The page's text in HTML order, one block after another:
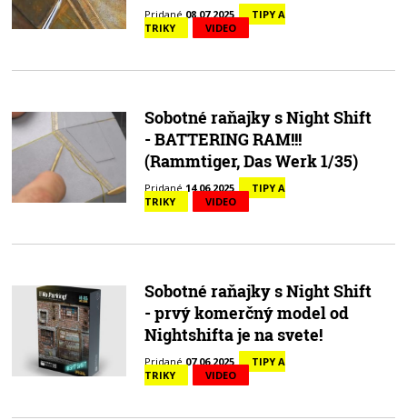
Pridané08.07.2025
TIPY A
TRIKY
VIDEO
Sobotné raňajky s Night Shift
- BATTERING RAM!!!
(Rammtiger, Das Werk 1/35)
Pridané14.06.2025
TIPY A
TRIKY
VIDEO
Sobotné raňajky s Night Shift
- prvý komerčný model od
Nightshifta je na svete!
Pridané07.06.2025
TIPY A
TRIKY
VIDEO